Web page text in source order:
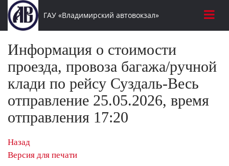
ГАУ «Владимирский автовокзал»
Информация о стоимости
проезда, провоза багажа/ручной
клади по рейсу Суздаль-Весь
отправление 25.05.2026, время
отправления 17:20
Назад
Версия для печати